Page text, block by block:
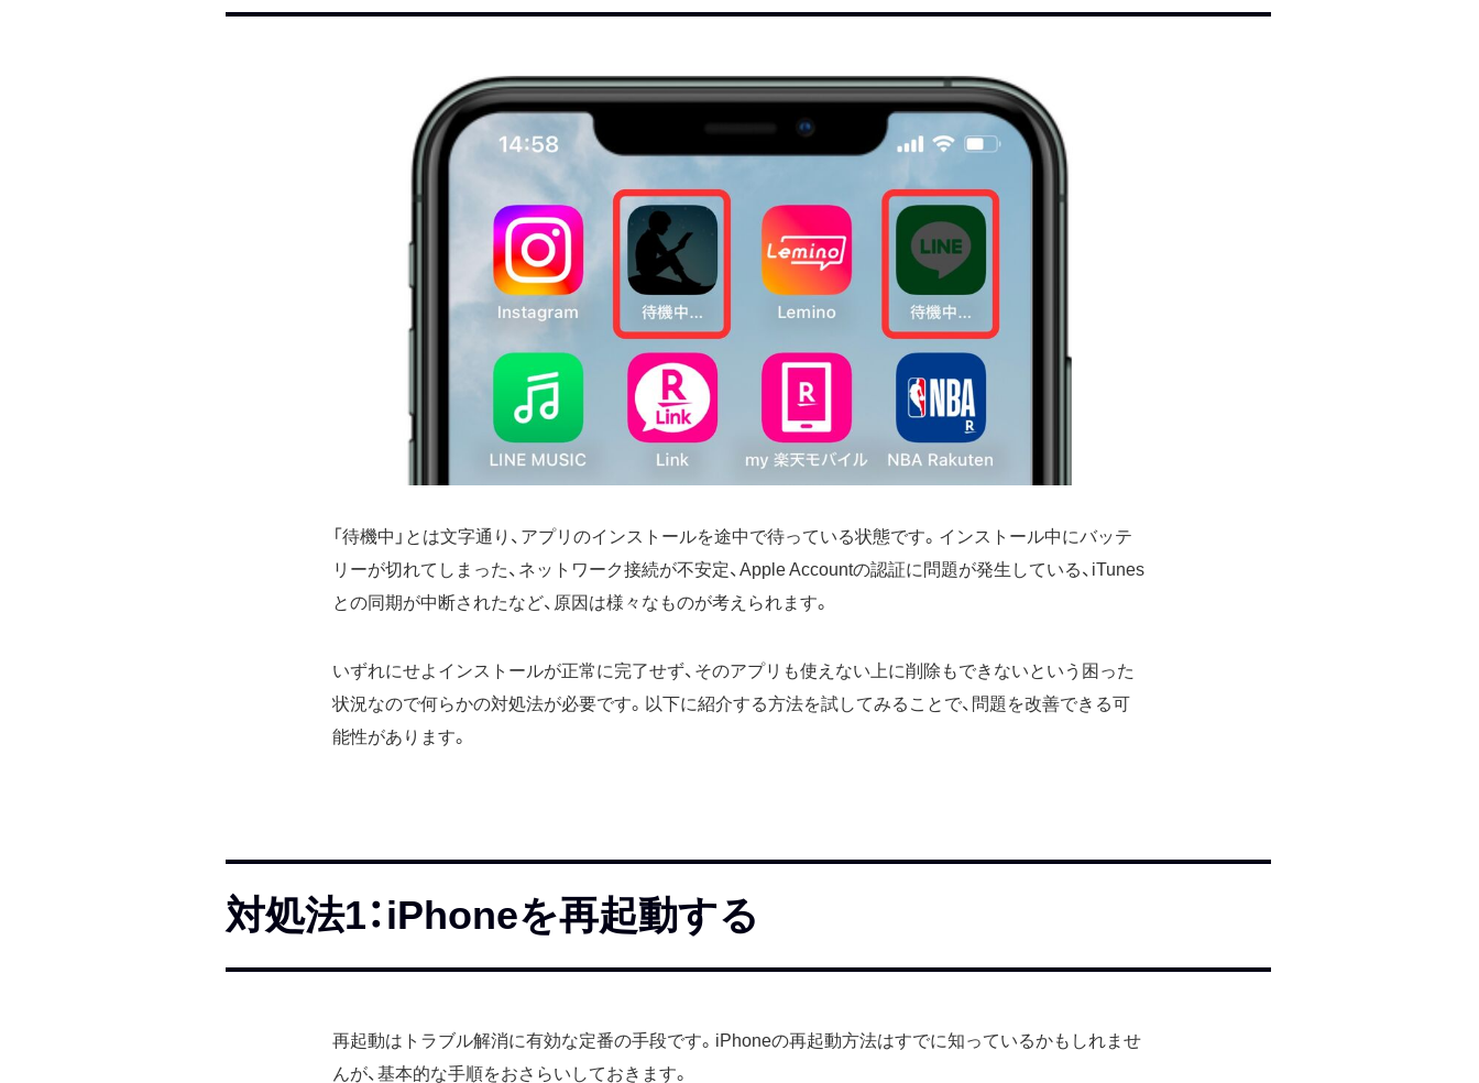
「待機中」とは文字通り、アプリのインストールを途中で待っている状態です。インストール中にバッテ
リーが切れてしまった、ネットワーク接続が不安定、Apple Accountの認証に問題が発生している、iTunes
との同期が中断されたなど、原因は様々なものが考えられます。
いずれにせよインストールが正常に完了せず、そのアプリも使えない上に削除もできないという困った
状況なので何らかの対処法が必要です。以下に紹介する方法を試してみることで、問題を改善できる可
能性があります。
対処法1：iPhoneを再起動する
再起動はトラブル解消に有効な定番の手段です。iPhoneの再起動方法はすでに知っているかもしれませ
んが、基本的な手順をおさらいしておきます。